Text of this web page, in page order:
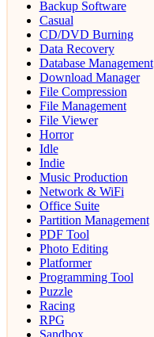
Backup Software
Casual
CD/DVD Burning
Data Recovery
Database Management
Download Manager
File Compression
File Management
File Viewer
Horror
Idle
Indie
Music Production
Network & WiFi
Office Suite
Partition Management
PDF Tool
Photo Editing
Platformer
Programming Tool
Puzzle
Racing
RPG